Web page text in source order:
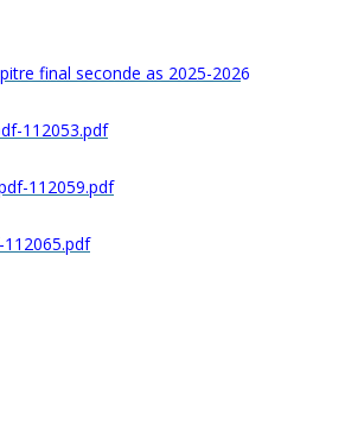
final seconde as 2025-2026
112053.pdf
112059.pdf